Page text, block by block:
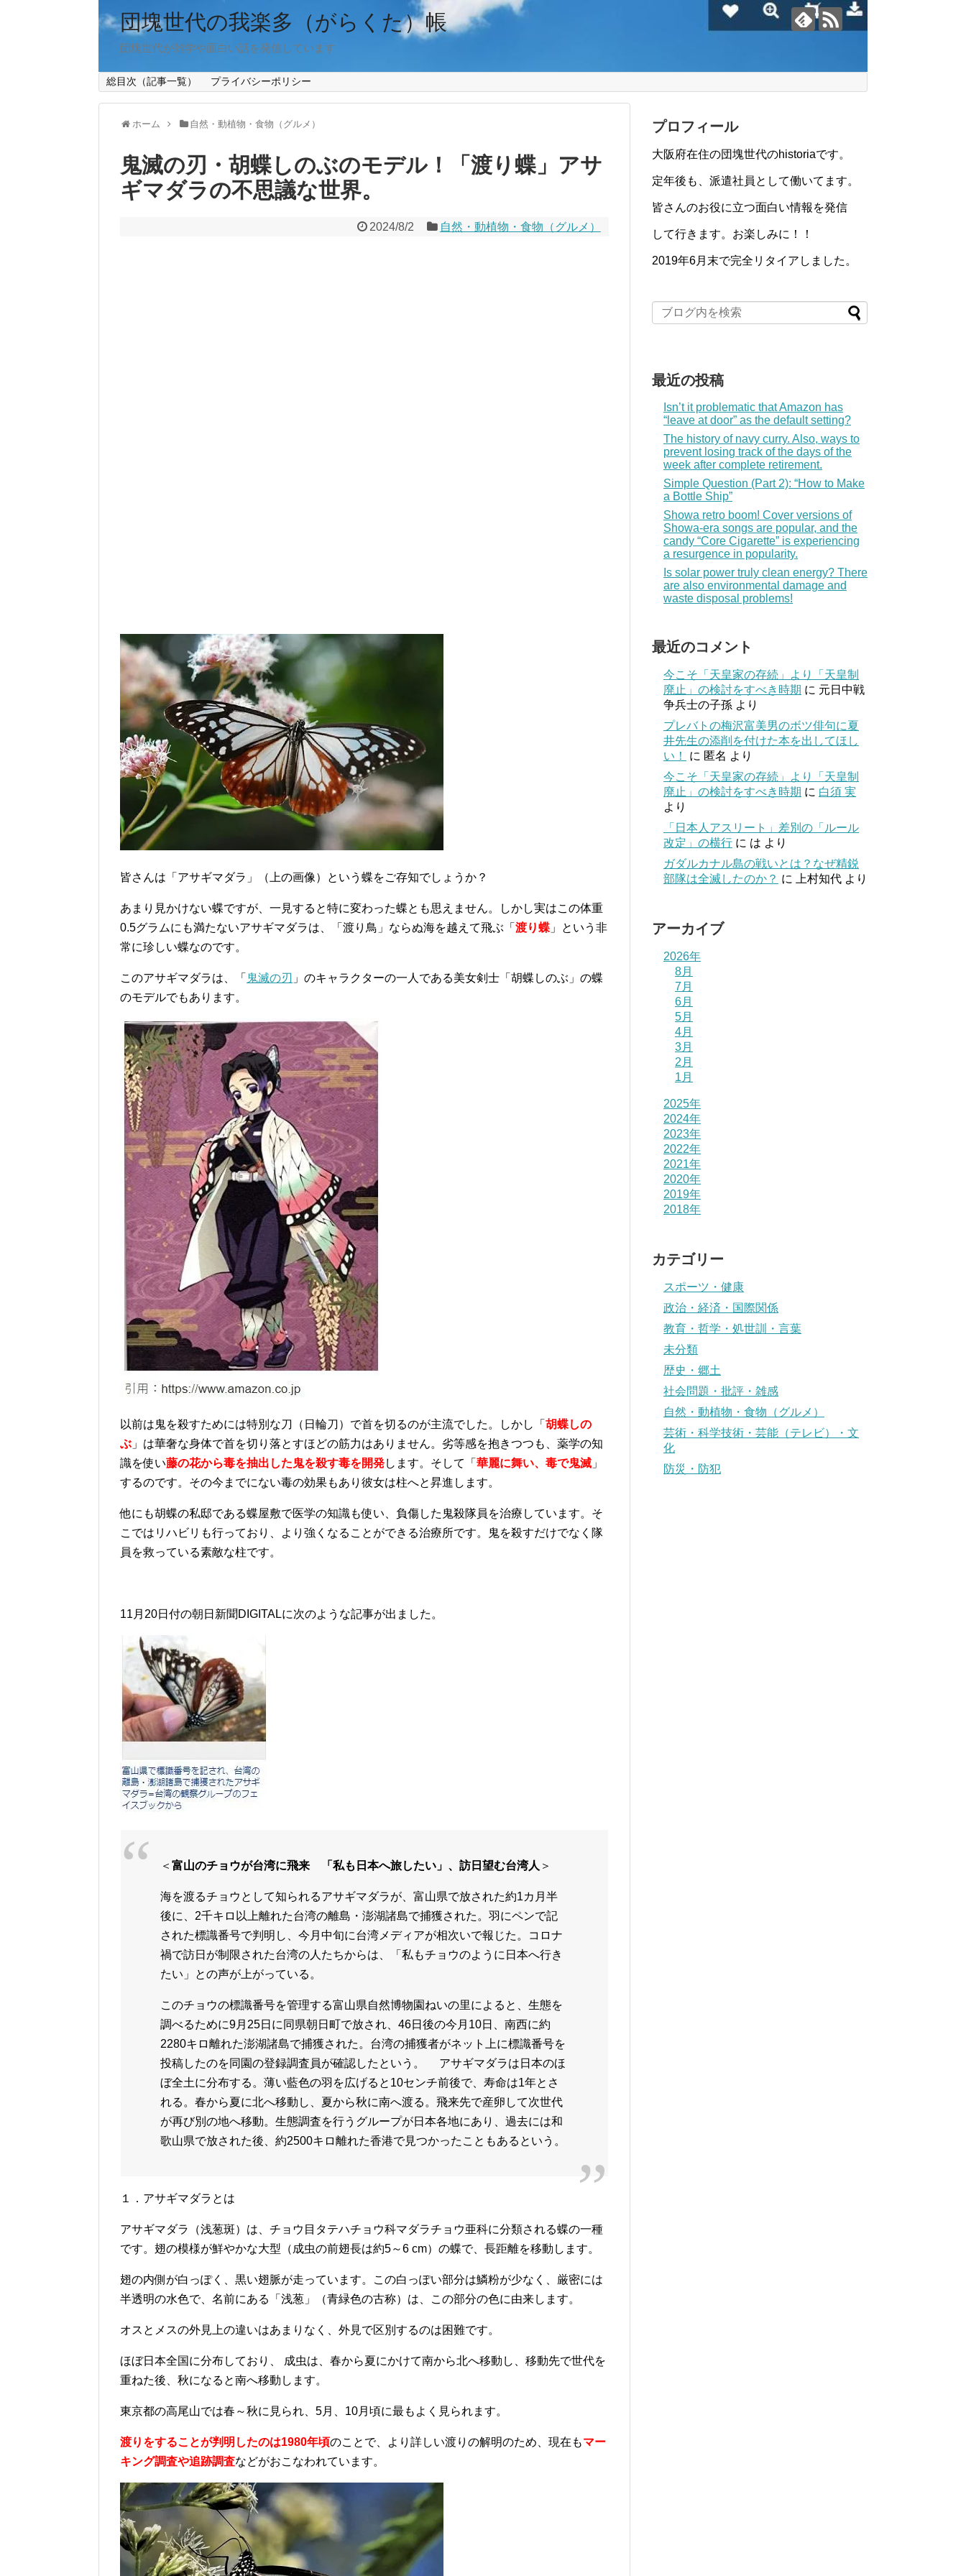
団塊世代の我楽多（がらくた）帳
団塊世代が雑学や面白い話を発信しています
総目次（記事一覧） プライバシーポリシー
ホーム 自然・動植物・食物（グルメ）
鬼滅の刃・胡蝶しのぶのモデル！「渡り蝶」アサ
ギマダラの不思議な世界。
2024/8/2 自然・動植物・食物（グルメ）
皆さんは「アサギマダラ」（上の画像）という蝶をご存知でしょうか？
あまり見かけない蝶ですが、一見すると特に変わった蝶とも思えません。しかし実はこの体重
0.5グラムにも満たないアサギマダラは、「渡り鳥」ならぬ海を越えて飛ぶ「 渡り蝶 」という非
常に珍しい蝶なのです。
このアサギマダラは、「 鬼滅の刃 」のキャラクターの一人である美女剣士「胡蝶しのぶ」の蝶
のモデルでもあります。
以前は鬼を殺すためには特別な刀（日輪刀）で首を切るのが主流でした。しかし「 胡蝶しの
ぶ 」は華奢な身体で首を切り落とすほどの筋力はありません。劣等感を抱きつつも、薬学の知
識を使い藤の花から毒を抽出した鬼を殺す毒を開発します。そして「 華麗に舞い、毒で鬼滅 」
するのです。その今までにない毒の効果もあり彼女は柱へと昇進します。
他にも胡蝶の私邸である蝶屋敷で医学の知識も使い、負傷した鬼殺隊員を治療しています。そ
こではリハビリも行っており、より強くなることができる治療所です。鬼を殺すだけでなく隊
員を救っている素敵な柱です。
11月20日付の朝日新聞DIGITALに次のような記事が出ました。
＜ 富山のチョウが台湾に飛来 「私も日本へ旅したい」、訪日望む台湾人 ＞
海を渡るチョウとして知られるアサギマダラが、富山県で放された約1カ月半
後に、2千キロ以上離れた台湾の離島・澎湖諸島で捕獲された。羽にペンで記
された標識番号で判明し、今月中旬に台湾メディアが相次いで報じた。コロナ
禍で訪日が制限された台湾の人たちからは、「私もチョウのように日本へ行き
たい」との声が上がっている。
このチョウの標識番号を管理する富山県自然博物園ねいの里によると、生態を
調べるために9月25日に同県朝日町で放され、46日後の今月10日、南西に約
2280キロ離れた澎湖諸島で捕獲された。台湾の捕獲者がネット上に標識番号を
投稿したのを同園の登録調査員が確認したという。 アサギマダラは日本のほ
ぼ全土に分布する。薄い藍色の羽を広げると10センチ前後で、寿命は1年とさ
れる。春から夏に北へ移動し、夏から秋に南へ渡る。飛来先で産卵して次世代
が再び別の地へ移動。生態調査を行うグループが日本各地にあり、過去には和
歌山県で放された後、約2500キロ離れた香港で見つかったこともあるという。
１．アサギマダラとは
アサギマダラ（浅葱斑）は、チョウ目タテハチョウ科マダラチョウ亜科に分類される蝶の一種
です。翅の模様が鮮やかな大型（成虫の前翅長は約5～6 cm）の蝶で、長距離を移動します。
翅の内側が白っぽく、黒い翅脈が走っています。この白っぽい部分は鱗粉が少なく、厳密には
半透明の水色で、名前にある「浅葱」（青緑色の古称）は、この部分の色に由来します。
オスとメスの外見上の違いはあまりなく、外見で区別するのは困難です。
ほぼ日本全国に分布しており、 成虫は、春から夏にかけて南から北へ移動し、移動先で世代を
重ねた後、秋になると南へ移動します。
東京都の高尾山では春～秋に見られ、5月、10月頃に最もよく見られます。
渡りをすることが判明したのは1980年頃のことで、より詳しい渡りの解明のため、現在もマー
キング調査や追跡調査などがおこなわれています。
プロフィール
大阪府在住の団塊世代のhistoriaです。
定年後も、派遣社員として働いてます。
皆さんのお役に立つ面白い情報を発信
して行きます。お楽しみに！！
2019年6月末で完全リタイアしました。
最近の投稿
Isn’t it problematic that Amazon has
“leave at door” as the default setting?
The history of navy curry. Also, ways to
prevent losing track of the days of the
week after complete retirement.
Simple Question (Part 2): “How to Make
a Bottle Ship”
Showa retro boom! Cover versions of
Showa-era songs are popular, and the
candy “Core Cigarette” is experiencing
a resurgence in popularity.
Is solar power truly clean energy? There
are also environmental damage and
waste disposal problems!
最近のコメント
今こそ「天皇家の存続」より「天皇制
廃止」の検討をすべき時期 に 元日中戦
争兵士の子孫 より
プレバトの梅沢富美男のボツ俳句に夏
井先生の添削を付けた本を出してほし
い！
に 匿名 より
今こそ「天皇家の存続」より「天皇制
廃止」の検討をすべき時期 に 白須 実
より
「日本人アスリート」差別の「ルール
改定」の横行 に は より
ガダルカナル島の戦いとは？なぜ精鋭
部隊は全滅したのか？ に 上村知代 より
アーカイブ
2026年
8月
7月
6月
5月
4月
3月
2月
1月
2025年
2024年
2023年
2022年
2021年
2020年
2019年
2018年
カテゴリー
スポーツ・健康
政治・経済・国際関係
教育・哲学・処世訓・言葉
未分類
歴史・郷土
社会問題・批評・雑感
自然・動植物・食物（グルメ）
芸術・科学技術・芸能（テレビ）・文
化
防災・防犯